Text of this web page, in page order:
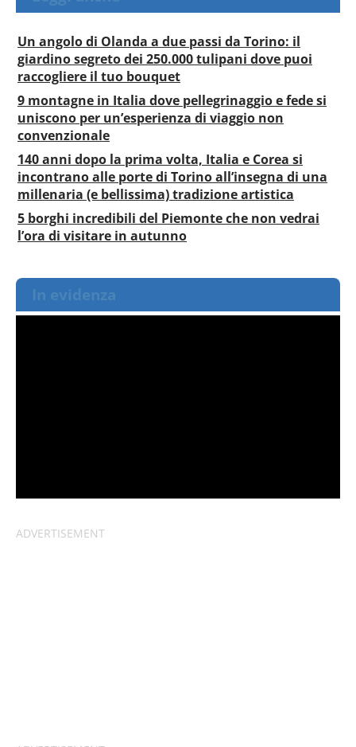
Un angolo di Olanda a due passi da Torino: il
giardino segreto dei 250.000 tulipani dove puoi
raccogliere il tuo bouquet
9 montagne in Italia dove pellegrinaggio e fede si
uniscono per un’esperienza di viaggio non
convenzionale
140 anni dopo la prima volta, Italia e Corea si
incontrano alle porte di Torino all’insegna di una
millenaria (e bellissima) tradizione artistica
5 borghi incredibili del Piemonte che non vedrai
l’ora di visitare in autunno
In evidenza